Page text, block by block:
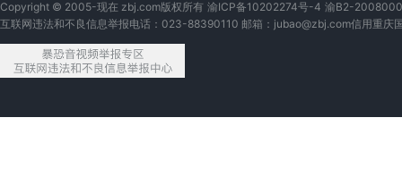
北京LOGO设计 北京视频剪辑 北京微信开发公众号 北京游戏 北京代理
北京软件开发定制 北京设计 北京户外广告设计 北京宝妈 北京PYTHON
北京视频制作 北京开发网站 北京3D建模
Copyright © 2005-现在 zbj.com版权所有 渝ICP备10202274号-4 渝B2-
互联网违法和不良信息举报电话：023-88390110 邮箱：jubao@zbj.com信用重庆